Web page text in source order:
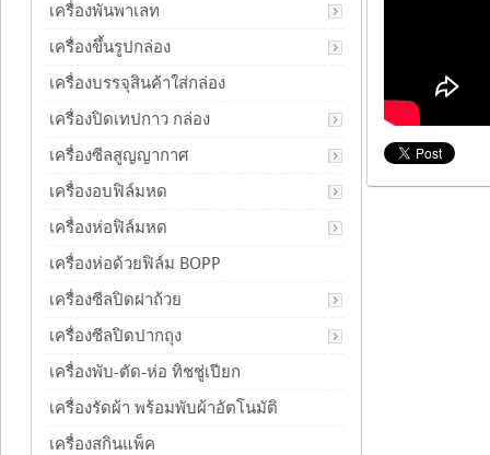
เครื่องพันพาเลท
เครื่องขึ้นรูปกล่อง
เครื่องบรรจุสินค้าใส่กล่อง
เครื่องปิดเทปกาว กล่อง
เครื่องซีลสูญญากาศ
เครื่องอบฟิล์มหด
เครื่องห่อฟิล์มหด
เครื่องห่อด้วยฟิล์ม BOPP
เครื่องซีลปิดฝาถ้วย
เครื่องซีลปิดปากถุง
เครื่องพับ-ตัด-ห่อ ทิชชู่เปียก
เครื่องรัดผ้า พร้อมพับผ้าอัตโนมัติ
เครื่องสกินแพ็ค